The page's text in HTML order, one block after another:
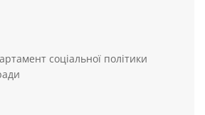
соціальної політики